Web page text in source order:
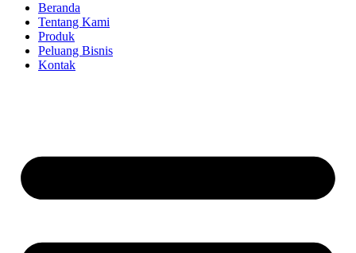
Beranda
Tentang Kami
Produk
Peluang Bisnis
Kontak